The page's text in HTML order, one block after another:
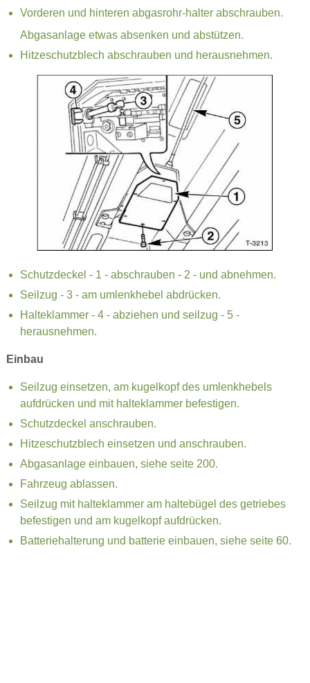
Vorderen und hinteren abgasrohr-halter abschrauben.
Abgasanlage etwas absenken und abstützen.
Hitzeschutzblech abschrauben und herausnehmen.
Schutzdeckel - 1 - abschrauben - 2 - und abnehmen.
Seilzug - 3 - am umlenkhebel abdrücken.
Halteklammer - 4 - abziehen und seilzug - 5 -
herausnehmen.
Einbau
Seilzug einsetzen, am kugelkopf des umlenkhebels
aufdrücken und mit halteklammer befestigen.
Schutzdeckel anschrauben.
Hitzeschutzblech einsetzen und anschrauben.
Abgasanlage einbauen, siehe seite 200.
Fahrzeug ablassen.
Seilzug mit halteklammer am haltebügel des getriebes
befestigen und am kugelkopf aufdrücken.
Batteriehalterung und batterie einbauen, siehe seite 60.